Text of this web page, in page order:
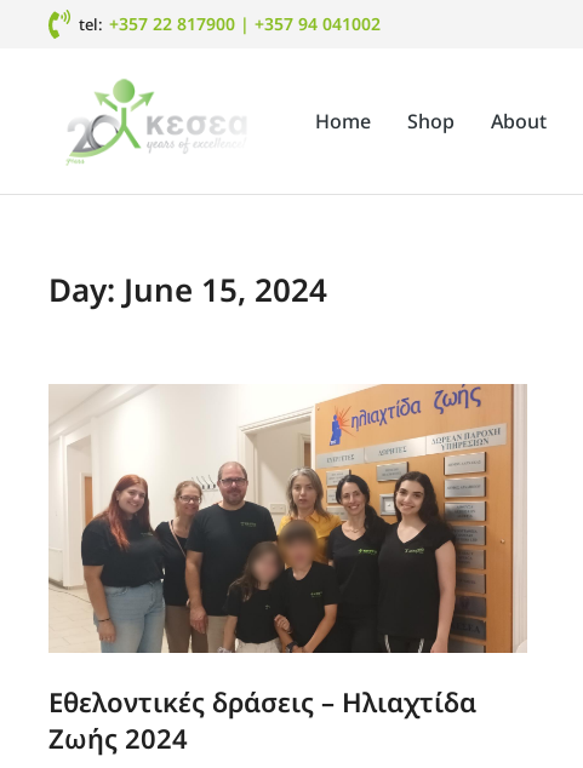
tel: +357 22 817900 | +357 94 041002
Home Shop About
Day: June 15, 2024
Εθελοντικές δράσεις – Ηλιαχτίδα
Ζωής 2024